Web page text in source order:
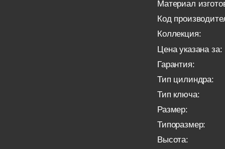
Материал
Код
Коллекция:
Цена указана за:
Гарантия:
Тип цилиндра:
Тип ключа:
Размер:
Типоразмер:
Высота: